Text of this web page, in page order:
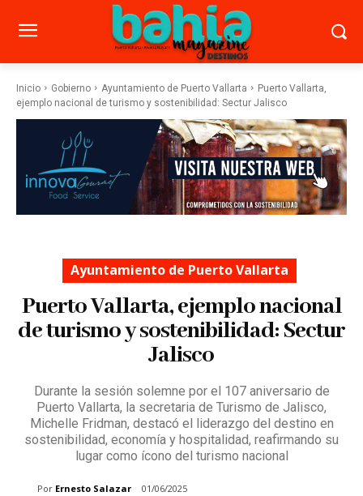
Inicio Gobierno Ayuntamiento de Puerto Vallarta
Puerto Vallarta,
ejemplo nacional de turismo y sostenibilidad: Sectur Jalisco
Ayuntamiento de Puerto Vallarta
Puerto Vallarta, ejemplo nacional
de turismo y sostenibilidad: Sectur
Jalisco
Durante la sesión solemne por el 107 aniversario de
Puerto Vallarta, la secretaria de Turismo de Jalisco,
Michelle Fridman, destacó el liderazgo del destino en
sostenibilidad, economía y hospitalidad, reafirmando su
lugar como ícono del turismo nacional
Por Ernesto Salazar 01/06/2025